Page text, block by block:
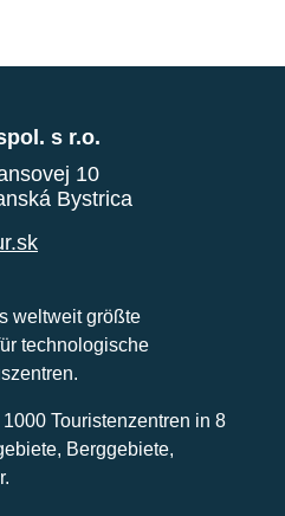
s r.o.
10
Bystrica
weltweit größte
technologische
Touristenzentren in 8
Berggebiete,